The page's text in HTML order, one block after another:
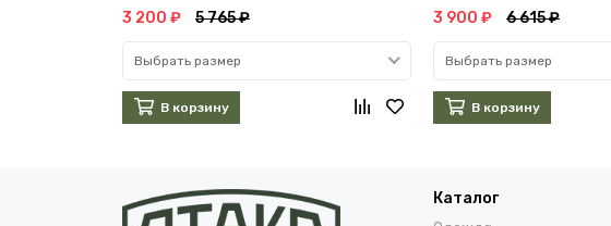
3 200 ₽ 5 765 ₽
Выбрать размер
В корзину
3 900 ₽ 6 615 ₽
Выбрать размер
В корзину
Каталог